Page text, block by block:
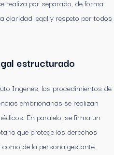
realiza por separado, de forma
claridad legal y respeto por todos
estructurado
Ingenes, los procedimientos de
embrionarias se realizan
En paralelo, se firma un
que protege los derechos
de la persona gestante.